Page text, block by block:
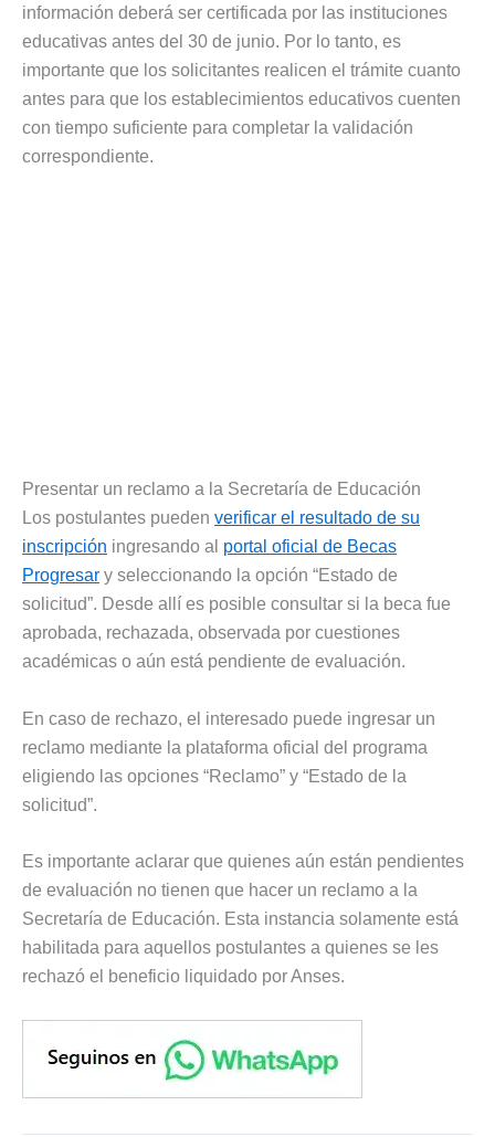
información deberá ser certificada por las instituciones
educativas antes del 30 de junio. Por lo tanto, es
importante que los solicitantes realicen el trámite cuanto
antes para que los establecimientos educativos cuenten
con tiempo suficiente para completar la validación
correspondiente.
Presentar un reclamo a la Secretaría de Educación
Los postulantes pueden verificar el resultado de su
inscripción ingresando al portal oficial de Becas
Progresar y seleccionando la opción “Estado de
solicitud”. Desde allí es posible consultar si la beca fue
aprobada, rechazada, observada por cuestiones
académicas o aún está pendiente de evaluación.
En caso de rechazo, el interesado puede ingresar un
reclamo mediante la plataforma oficial del programa
eligiendo las opciones “Reclamo” y “Estado de la
solicitud”.
Es importante aclarar que quienes aún están pendientes
de evaluación no tienen que hacer un reclamo a la
Secretaría de Educación. Esta instancia solamente está
habilitada para aquellos postulantes a quienes se les
rechazó el beneficio liquidado por Anses.